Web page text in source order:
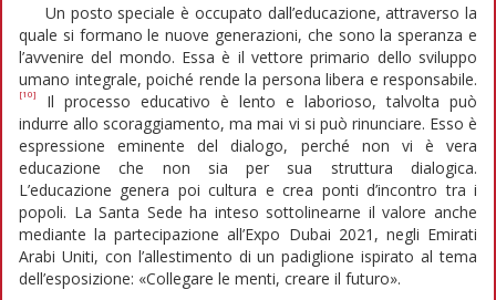
Un posto speciale è occupato dall’educazione, attraverso la
quale si formano le nuove generazioni, che sono la speranza e
l’avvenire del mondo. Essa è il vettore primario dello sviluppo
umano integrale, poiché rende la persona libera e responsabile.
[10]
Il processo educativo è lento e laborioso, talvolta può
indurre allo scoraggiamento, ma mai vi si può rinunciare. Esso è
espressione eminente del dialogo, perché non vi è vera
educazione che non sia per sua struttura dialogica.
L’educazione genera poi cultura e crea ponti d’incontro tra i
popoli. La Santa Sede ha inteso sottolinearne il valore anche
mediante la partecipazione all’Expo Dubai 2021, negli Emirati
Arabi Uniti, con l’allestimento di un padiglione ispirato al tema
dell’esposizione: «Collegare le menti, creare il futuro».